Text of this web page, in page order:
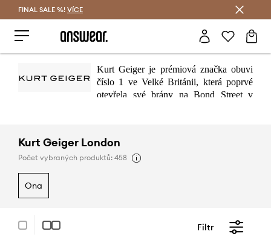
FINAL SALE %! VÍCE
Kurt Geiger je prémiová značka obuvi
číslo 1 ve Velké Británii, která poprvé
otevřela své brány na Bond Street v
Kurt Geiger London
Počet vybraných produktů: 458
ona
Filtr